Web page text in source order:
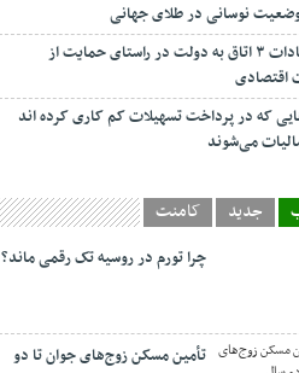
وضعیت نوسانی در طلای جهانی
پیشنهادات ۳ اتاق به دولت در راستای حمایت از
اقتصادی
که در پرداخت تسهیلات کم کاری کرده اند
می‌شوند
جدید کامنت
چرا تورم در روسیه تک رقمی ماند؟
تأمین مسکن زوج‌های جوان تا دو